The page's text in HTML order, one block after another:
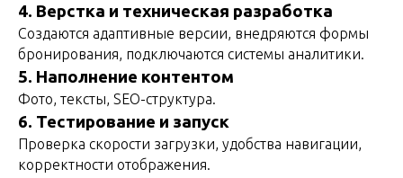
4. Верстка и техническая разработка
Создаются адаптивные версии, внедряются формы
бронирования, подключаются системы аналитики.
5. Наполнение контентом
Фото, тексты, SEO-структура.
6. Тестирование и запуск
Проверка скорости загрузки, удобства навигации,
корректности отображения.